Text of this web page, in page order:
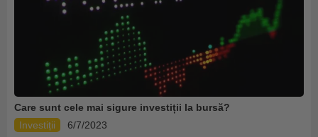
Care sunt cele mai sigure investiții la bursă?
Investiții
6/7/2023